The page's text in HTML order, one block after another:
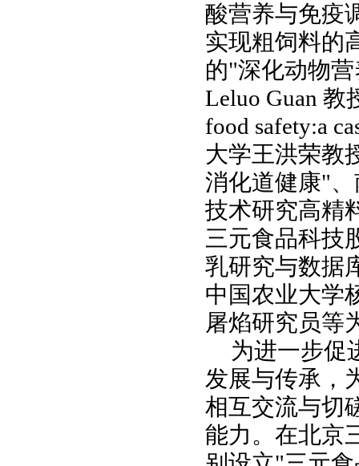
酸营养与免疫
实现粗饲料的
的"深化动物
Leluo Guan 教
food safety:a
大学王洪荣教
消化道健康"
技术研究高精
三元食品科技
乳研究与数据
中国农业大学
屠焰研究员等
为进一步促
发展与传承，
相互交流与切
能力。在北京